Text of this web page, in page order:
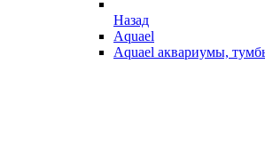
Назад
Aquael
Aquael аквариумы,